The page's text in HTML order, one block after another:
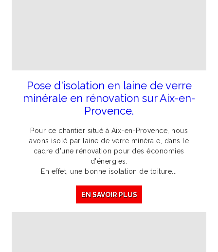
Pose d'isolation en laine de verre
minérale en rénovation sur Aix-en-
Provence.
Pour ce chantier situé à Aix-en-Provence, nous
avons isolé par laine de verre minérale, dans le
cadre d'une rénovation pour des économies
d'énergies.
En effet, une bonne isolation de toiture...
EN SAVOIR PLUS